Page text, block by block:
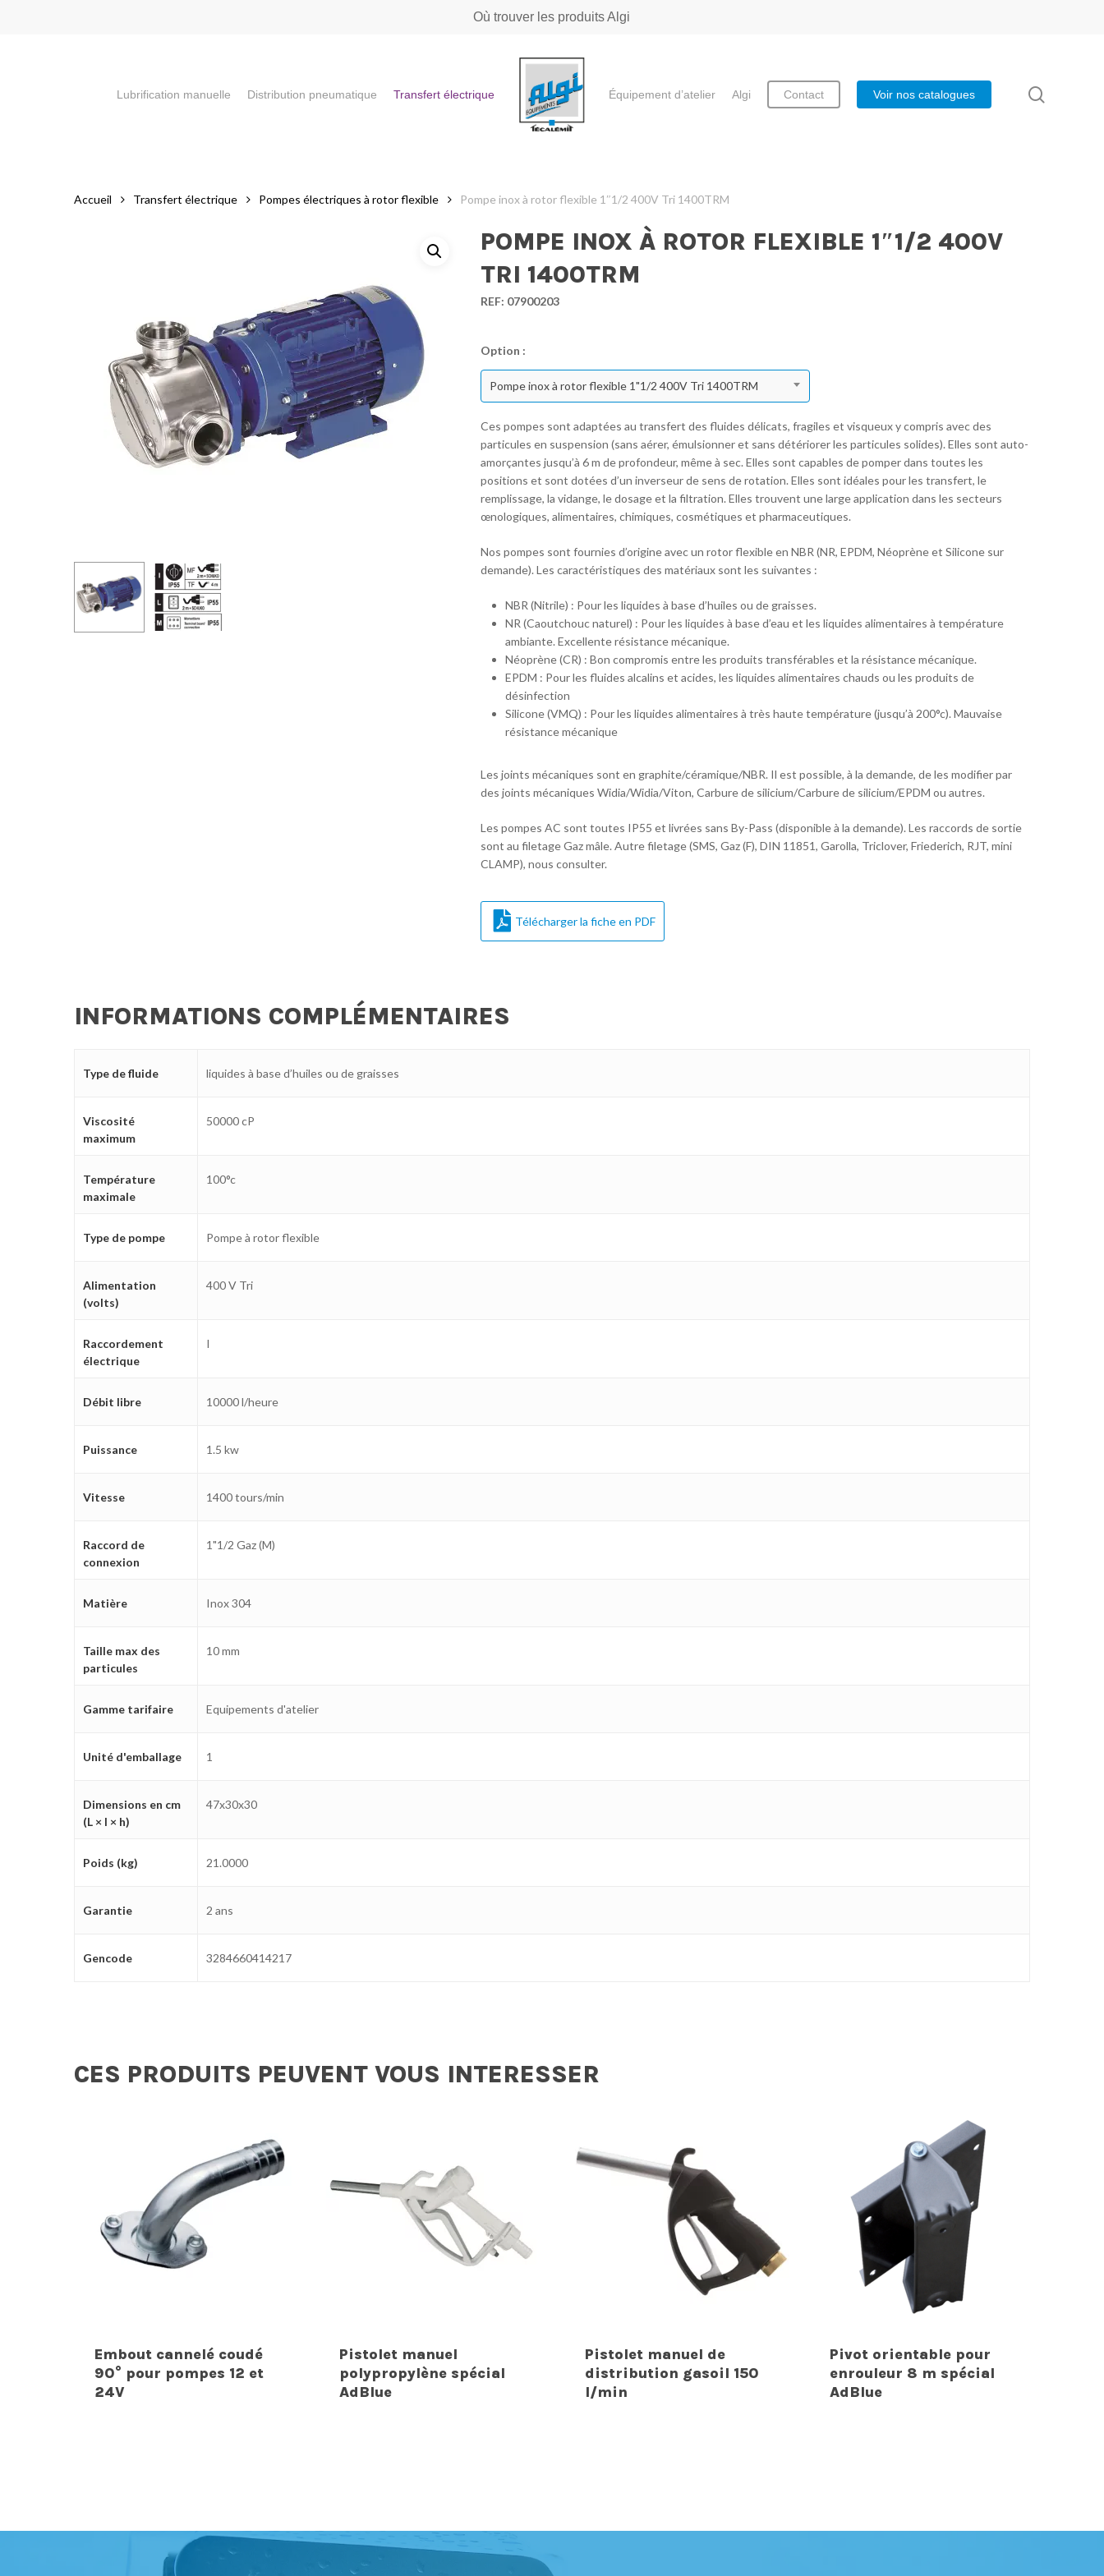
Où trouver les produits Algi
Lubrification manuelle Distribution pneumatique Transfert électrique Équipement d’atelier Algi Contact Voir nos catalogues
Accueil Transfert électrique Pompes électriques à rotor flexible Pompe inox à rotor flexible 1″1/2 400V Tri 1400TRM
POMPE INOX À ROTOR FLEXIBLE 1″1/2 400V
TRI 1400TRM
REF: 07900203
Option :
Pompe inox à rotor flexible 1"1/2 400V Tri 1400TRM
Ces pompes sont adaptées au transfert des fluides délicats, fragiles et visqueux y compris avec des
particules en suspension (sans aérer, émulsionner et sans détériorer les particules solides). Elles sont auto-
amorçantes jusqu’à 6 m de profondeur, même à sec. Elles sont capables de pomper dans toutes les
positions et sont dotées d’un inverseur de sens de rotation. Elles sont idéales pour les transfert, le
remplissage, la vidange, le dosage et la filtration. Elles trouvent une large application dans les secteurs
œnologiques, alimentaires, chimiques, cosmétiques et pharmaceutiques.
Nos pompes sont fournies d’origine avec un rotor flexible en NBR (NR, EPDM, Néoprène et Silicone sur
demande). Les caractéristiques des matériaux sont les suivantes :
NBR (Nitrile) : Pour les liquides à base d’huiles ou de graisses.
NR (Caoutchouc naturel) : Pour les liquides à base d’eau et les liquides alimentaires à température
ambiante. Excellente résistance mécanique.
Néoprène (CR) : Bon compromis entre les produits transférables et la résistance mécanique.
EPDM : Pour les fluides alcalins et acides, les liquides alimentaires chauds ou les produits de
désinfection
Silicone (VMQ) : Pour les liquides alimentaires à très haute température (jusqu’à 200°c). Mauvaise
résistance mécanique
Les joints mécaniques sont en graphite/céramique/NBR. Il est possible, à la demande, de les modifier par
des joints mécaniques Widia/Widia/Viton, Carbure de silicium/Carbure de silicium/EPDM ou autres.
Les pompes AC sont toutes IP55 et livrées sans By-Pass (disponible à la demande). Les raccords de sortie
sont au filetage Gaz mâle. Autre filetage (SMS, Gaz (F), DIN 11851, Garolla, Triclover, Friederich, RJT, mini
CLAMP), nous consulter.
Télécharger la fiche en PDF
INFORMATIONS COMPLÉMENTAIRES
Type de fluide liquides à base d’huiles ou de graisses
Viscosité
maximum
50000 cP
Température
maximale
100°c
Type de pompe Pompe à rotor flexible
Alimentation
(volts)
400 V Tri
Raccordement
électrique
I
Débit libre 10000 l/heure
Puissance 1.5 kw
Vitesse 1400 tours/min
Raccord de
connexion
1"1/2 Gaz (M)
Matière Inox 304
Taille max des
particules
10 mm
Gamme tarifaire Equipements d'atelier
Unité d'emballage 1
Dimensions en cm
(L × l × h)
47x30x30
Poids (kg) 21.0000
Garantie 2 ans
Gencode 3284660414217
CES PRODUITS PEUVENT VOUS INTERESSER
Embout cannelé coudé
90° pour pompes 12 et
24V
Pistolet manuel
polypropylène spécial
AdBlue
Pistolet manuel de
distribution gasoil 150
l/min
Pivot orientable pour
enrouleur 8 m spécial
AdBlue